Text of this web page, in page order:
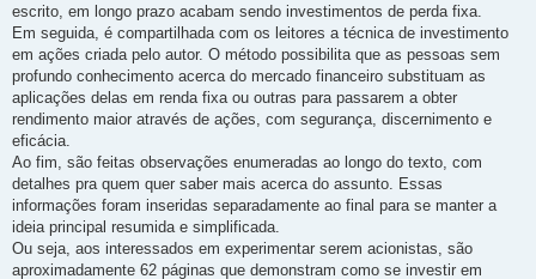
escrito, em longo prazo acabam sendo investimentos de perda fixa.
Em seguida, é compartilhada com os leitores a técnica de investimento
em ações criada pelo autor. O método possibilita que as pessoas sem
profundo conhecimento acerca do mercado financeiro substituam as
aplicações delas em renda fixa ou outras para passarem a obter
rendimento maior através de ações, com segurança, discernimento e
eficácia.
Ao fim, são feitas observações enumeradas ao longo do texto, com
detalhes pra quem quer saber mais acerca do assunto. Essas
informações foram inseridas separadamente ao final para se manter a
ideia principal resumida e simplificada.
Ou seja, aos interessados em experimentar serem acionistas, são
aproximadamente 62 páginas que demonstram como se investir em